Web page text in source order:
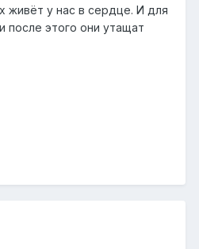
живёт у нас в сердце. И для
после этого они утащат